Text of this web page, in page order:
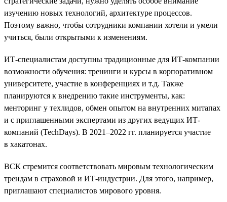
изучению новых технологий, архитектуре процессов.
Поэтому важно, чтобы сотрудники компании хотели и умели
учиться, были открытыми к изменениям.
ИТ-специалистам доступны традиционные для ИТ-компании
возможности обучения: тренинги и курсы в корпоративном
университете, участие в конференциях и т.д. Также
планируются к внедрению такие инструменты, как:
менторинг у техлидов, обмен опытом на внутренних митапах
и с приглашенными экспертами из других ведущих ИТ-
компаний (TechDays). В 2021–2022 гг. планируется участие
в хакатонах.
ВСК стремится соответствовать мировым технологическим
трендам в страховой и ИТ-индустрии. Для этого, например,
приглашают специалистов мирового уровня.